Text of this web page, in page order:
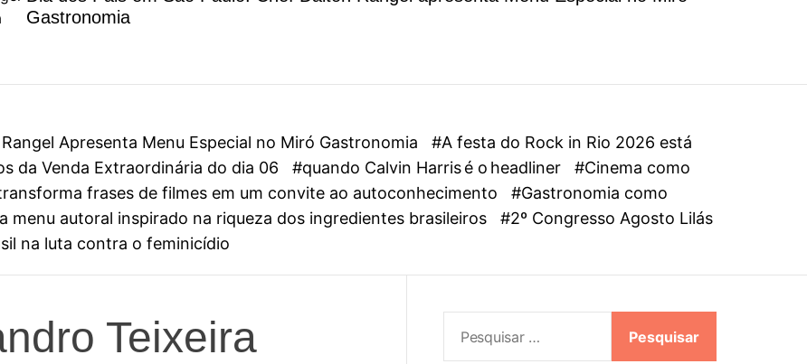
o
Gastronomia
Apresenta Menu Especial no Miró Gastronomia
#A festa do Rock in Rio 2026 está
da Venda Extraordinária do dia 06
#quando Calvin Harris é o headliner
#Cinema como
frases de filmes em um convite ao autoconhecimento
#Gastronomia como
menu autoral inspirado na riqueza dos ingredientes brasileiros
#2º Congresso Agosto Lilás
na luta contra o feminicídio
Teixeira